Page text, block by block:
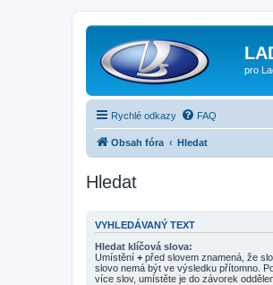
pro
Rychlé odkazy FAQ
Obsah fóra Hledat
Hledat
VYHLEDÁVANÝ TEXT
Hledat klíčová slova:
Umístění + před slovem znamená, že
slovo nemá být ve výsledku přítomno.
více slov, umístěte je do závorek